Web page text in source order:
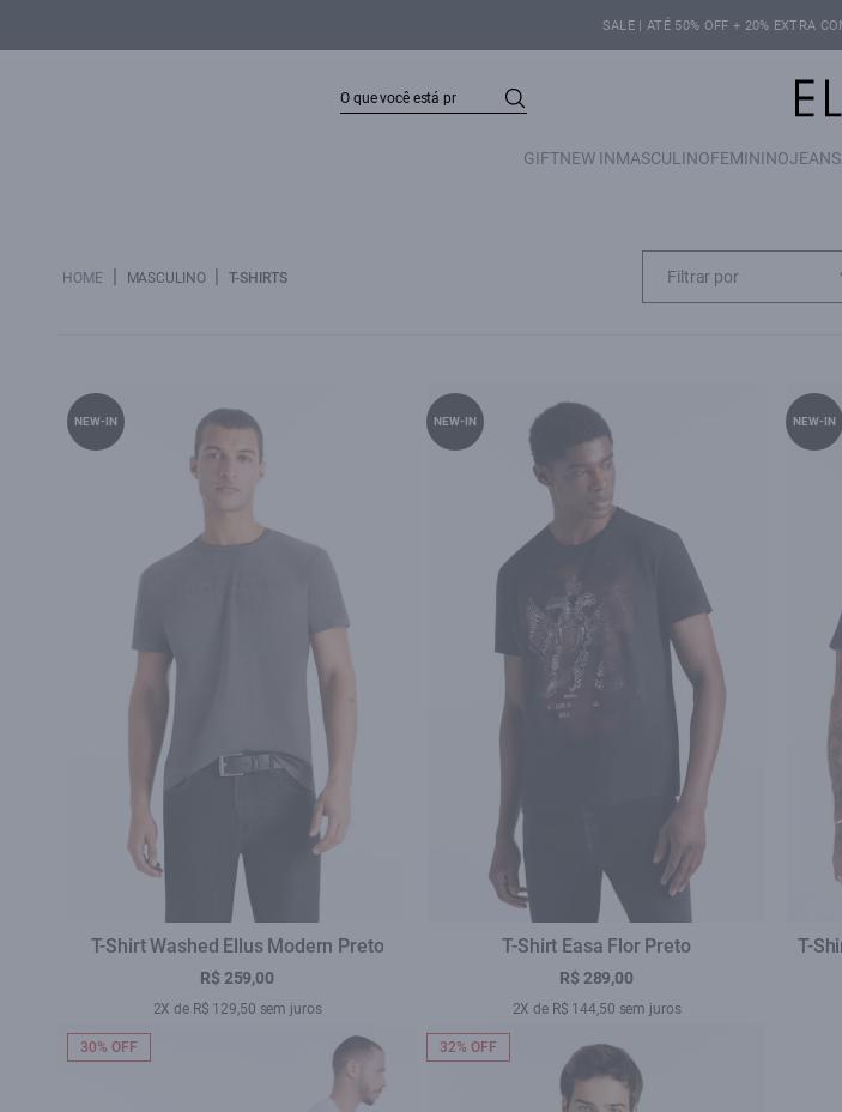
SALE | ATÉ 50% OFF + 20% EXTRA
GIFTNEW INMASCULINOFEMININOJEANS
HOME | MASCULINO | T-SHIRTS Filtrar por
T-Shirt Washed Ellus Modern Preto
R$ 259,00
2X de R$ 129,50 sem juros
NEW-IN
T-Shirt Easa Flor Preto
R$ 289,00
2X de R$ 144,50 sem juros
NEW-IN
T-
NEW-IN
30% OFF 32% OFF